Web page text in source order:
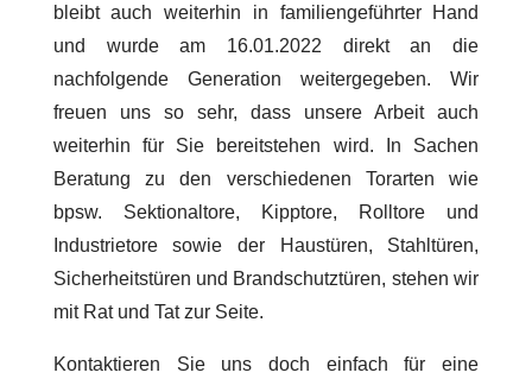
bleibt auch weiterhin in familiengeführter Hand
und wurde am 16.01.2022 direkt an die
nachfolgende Generation weitergegeben. Wir
freuen uns so sehr, dass unsere Arbeit auch
weiterhin für Sie bereitstehen wird. In Sachen
Beratung zu den verschiedenen Torarten wie
bpsw. Sektionaltore, Kipptore, Rolltore und
Industrietore sowie der Haustüren, Stahltüren,
Sicherheitstüren und Brandschutztüren, stehen wir
mit Rat und Tat zur Seite.
Kontaktieren Sie uns doch einfach für eine